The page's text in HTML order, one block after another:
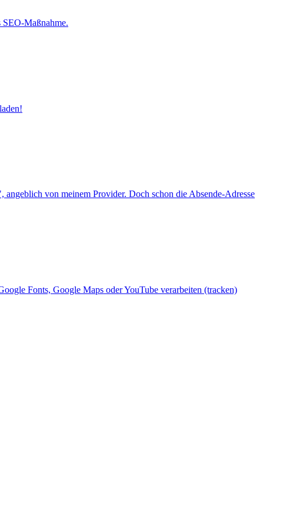
SEO-Maßnahme.
von meinem Provider. Doch schon die Absende-Adresse
Fonts, Google Maps oder YouTube verarbeiten (tracken)